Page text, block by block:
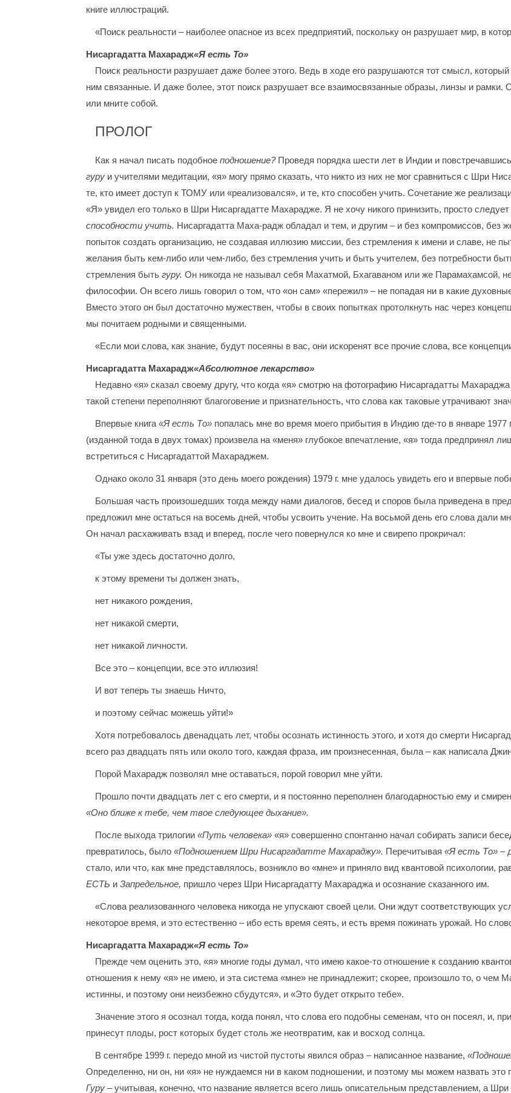
книге иллюстраций.
«Поиск реальности – наиболее опасное из всех предприятий, поскольку он разрушает мир, в
Нисаргадатта Махарадж«Я есть То»
Поиск реальности разрушает даже более этого. Ведь в ходе его разрушаются тот смысл,
ним связанные. И даже более, этот поиск разрушает все взаимосвязанные образы, линзы и рамки.
или мните собой.
ПРОЛОГ
Как я начал писать подобное подношение? Проведя порядка шести лет в Индии и
гуру и учителями медитации, «я» могу прямо сказать, что никто из них не мог сравниться с Шри
те, кто имеет доступ к ТОМУ или «реализовался», и те, кто способен учить. Сочетание же
«Я» увидел его только в Шри Нисаргадатте Махарадже. Я не хочу никого принизить, просто
способности учить. Нисаргадатта Маха-радж обладал и тем, и другим – и без компромиссов, без
попыток создать организацию, не создавая иллюзию миссии, без стремления к имени и славе, не
желания быть кем-либо или чем-либо, без стремления учить и быть учителем, без потребности
стремления быть гуру. Он никогда не называл себя Махатмой, Бхагаваном или же Парамахамсой,
философии. Он всего лишь говорил о том, что «он сам» «пережил» – не попадая ни в какие
Вместо этого он был достаточно мужествен, чтобы в своих попытках протолкнуть нас через
мы почитаем родными и священными.
«Если мои слова, как знание, будут посеяны в вас, они искоренят все прочие слова, все
Нисаргадатта Махарадж«Абсолютное лекарство»
Недавно «я» сказал своему другу, что когда «я» смотрю на фотографию Нисаргадатты
такой степени переполняют благоговение и признательность, что слова как таковые утрачивают
Впервые книга «Я есть То» попалась мне во время моего прибытия в Индию где-то в январе 1977
(изданной тогда в двух томах) произвела на «меня» глубокое впечатление, «я» тогда предпринял
встретиться с Нисаргадаттой Махараджем.
Однако около 31 января (это день моего рождения) 1979 г. мне удалось увидеть его и впервые
Большая часть произошедших тогда между нами диалогов, бесед и споров была приведена в
предложил мне остаться на восемь дней, чтобы усвоить учение. На восьмой день его слова дали
Он начал расхаживать взад и вперед, после чего повернулся ко мне и свирепо прокричал:
«Ты уже здесь достаточно долго,
к этому времени ты должен знать,
нет никакого рождения,
нет никакой смерти,
нет никакой личности.
Все это – концепции, все это иллюзия!
И вот теперь ты знаешь Ничто,
и поэтому сейчас можешь уйти!»
Хотя потребовалось двенадцать лет, чтобы осознать истинность этого, и хотя до смерти
всего раз двадцать пять или около того, каждая фраза, им произнесенная, была – как написала
Порой Махарадж позволял мне оставаться, порой говорил мне уйти.
Прошло почти двадцать лет с его смерти, и я постоянно переполнен благодарностью ему и
«Оно ближе к тебе, чем твое следующее дыхание».
После выхода трилогии «Путь человека» «я» совершенно спонтанно начал собирать записи
превратилось, было «Подношением Шри Нисаргадатте Махараджу». Перечитывая «Я есть То» –
стало, или что, как мне представлялось, возникло во «мне» и приняло вид квантовой психологии,
ЕСТЬ и Запредельное, пришло через Шри Нисаргадатту Махараджа и осознание сказанного им.
«Слова реализованного человека никогда не упускают своей цели. Они ждут соответствующих
некоторое время, и это естественно – ибо есть время сеять, и есть время пожинать урожай. Но
Нисаргадатта Махарадж«Я есть То»
Прежде чем оценить это, «я» многие годы думал, что имею какое-то отношение к созданию
отношения к нему «я» не имею, и эта система «мне» не принадлежит; скорее, произошло то, о чем
истинны, и поэтому они неизбежно сбудутся», и «Это будет открыто тебе».
Значение этого я осознал тогда, когда понял, что слова его подобны семенам, что он посеял, и,
принесут плоды, рост которых будет столь же неотвратим, как и восход солнца.
В сентябре 1999 г. передо мной из чистой пустоты явился образ – написанное название,
Определенно, ни он, ни «я» не нуждаемся ни в каком подношении, и поэтому мы можем назвать
Гуру –учитывая, конечно, что название является всего лишь описательным представлением, а